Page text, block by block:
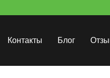
Контакты Блог